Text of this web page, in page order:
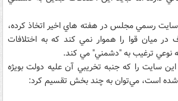
رسمي مجلس در هفته هاي اخير اتخاذ کرده،
در ميان قوا را هموار نمي کند که به اختلافات
نوعي ترغيب به "دشمني" مي کند.
سايت را که جنبه تخريبي آن عليه دولت بويژه
شده است، مي‌توان به چند بخش تقسيم کرد: